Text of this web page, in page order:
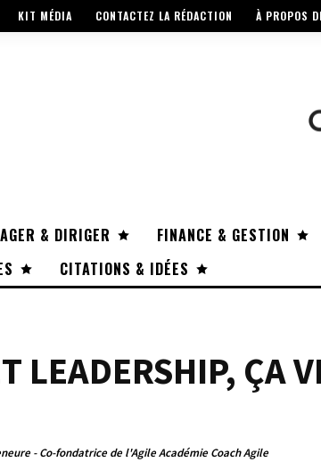
KIT MÉDIA CONTACTEZ LA RÉDACTION À PROPOS
& DIRIGER FINANCE & GESTION
CITATIONS & IDÉES
LEADERSHIP, ÇA
- Co-fondatrice de l'Agile Académie Coach Agile